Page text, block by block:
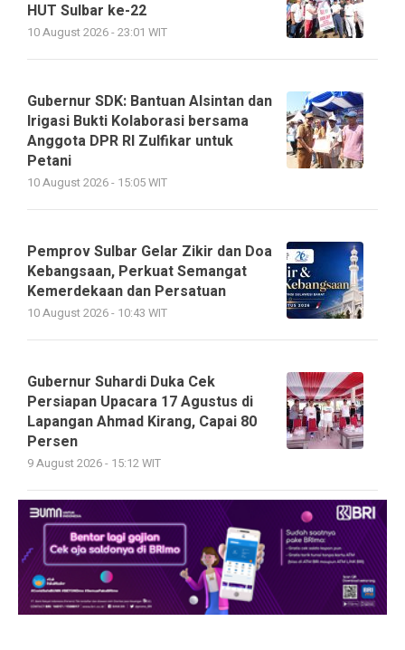
HUT Sulbar ke-22
10 August 2026 - 23:01 WIT
Gubernur SDK: Bantuan Alsintan dan
Irigasi Bukti Kolaborasi bersama
Anggota DPR RI Zulfikar untuk
Petani
10 August 2026 - 15:05 WIT
Pemprov Sulbar Gelar Zikir dan Doa
Kebangsaan, Perkuat Semangat
Kemerdekaan dan Persatuan
10 August 2026 - 10:43 WIT
Gubernur Suhardi Duka Cek
Persiapan Upacara 17 Agustus di
Lapangan Ahmad Kirang, Capai 80
Persen
9 August 2026 - 15:12 WIT